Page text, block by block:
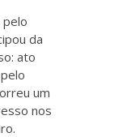
pelo
da
ato
um
nos